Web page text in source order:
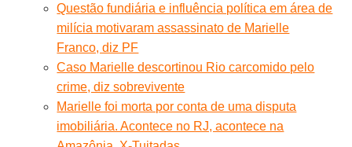
Questão fundiária e influência política em área de
milícia motivaram assassinato de Marielle
Franco, diz PF
Caso Marielle descortinou Rio carcomido pelo
crime, diz sobrevivente
Marielle foi morta por conta de uma disputa
imobiliária. Acontece no RJ, acontece na